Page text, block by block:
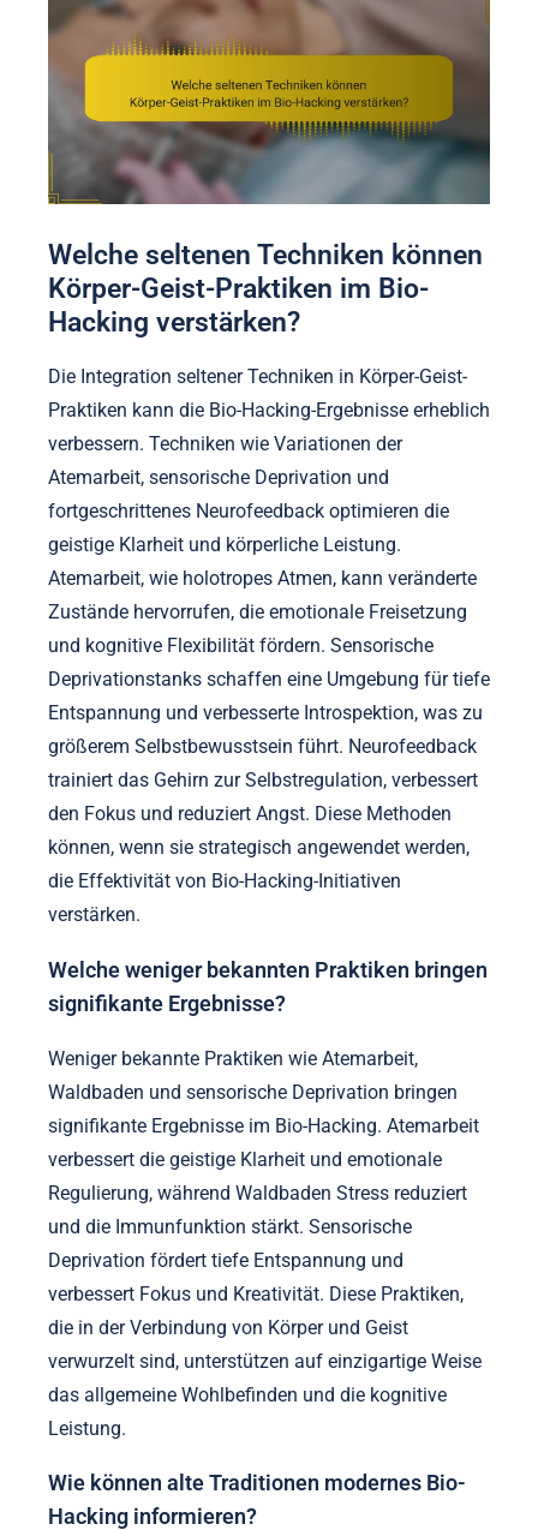
Welche seltenen Techniken können
Körper-Geist-Praktiken im Bio-
Hacking verstärken?
Die Integration seltener Techniken in Körper-Geist-
Praktiken kann die Bio-Hacking-Ergebnisse erheblich
verbessern. Techniken wie Variationen der
Atemarbeit, sensorische Deprivation und
fortgeschrittenes Neurofeedback optimieren die
geistige Klarheit und körperliche Leistung.
Atemarbeit, wie holotropes Atmen, kann veränderte
Zustände hervorrufen, die emotionale Freisetzung
und kognitive Flexibilität fördern. Sensorische
Deprivationstanks schaffen eine Umgebung für tiefe
Entspannung und verbesserte Introspektion, was zu
größerem Selbstbewusstsein führt. Neurofeedback
trainiert das Gehirn zur Selbstregulation, verbessert
den Fokus und reduziert Angst. Diese Methoden
können, wenn sie strategisch angewendet werden,
die Effektivität von Bio-Hacking-Initiativen
verstärken.
Welche weniger bekannten Praktiken bringen
signifikante Ergebnisse?
Weniger bekannte Praktiken wie Atemarbeit,
Waldbaden und sensorische Deprivation bringen
signifikante Ergebnisse im Bio-Hacking. Atemarbeit
verbessert die geistige Klarheit und emotionale
Regulierung, während Waldbaden Stress reduziert
und die Immunfunktion stärkt. Sensorische
Deprivation fördert tiefe Entspannung und
verbessert Fokus und Kreativität. Diese Praktiken,
die in der Verbindung von Körper und Geist
verwurzelt sind, unterstützen auf einzigartige Weise
das allgemeine Wohlbefinden und die kognitive
Leistung.
Wie können alte Traditionen modernes Bio-
Hacking informieren?